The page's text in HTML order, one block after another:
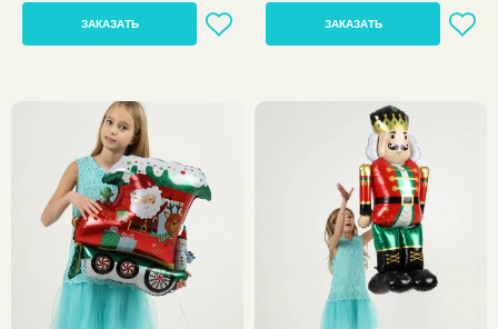
ЗАКАЗАТЬ ЗАКАЗАТЬ